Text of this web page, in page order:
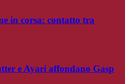
in corsa: contatto tra
e Ayari affondano Gasp